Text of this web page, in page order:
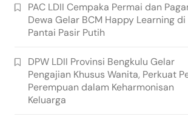
PAC LDII Cempaka Permai dan
Dewa Gelar BCM Happy Learning di
Pantai Pasir Putih
DPW LDII Provinsi Bengkulu Gelar
Pengajian Khusus Wanita, Perkuat
Perempuan dalam Keharmonisan
Keluarga